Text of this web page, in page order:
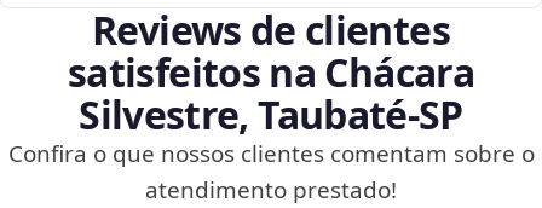
Reviews de clientes
satisfeitos na Chácara
Silvestre, Taubaté‑SP
Confira o que nossos clientes comentam sobre o
atendimento prestado!